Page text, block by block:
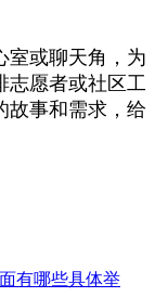
室或聊天角，为
志愿者或社区工
故事和需求，给
有哪些具体举